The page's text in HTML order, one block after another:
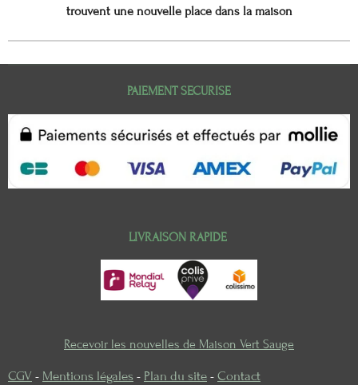
trouvent une nouvelle place dans la maison
PAIEMENT SECURISE
LIVRAISON RAPIDE
Recevoir les nouvelles de Maison Vert Sauge
CGV - Mentions légales - Plan du site - Contact